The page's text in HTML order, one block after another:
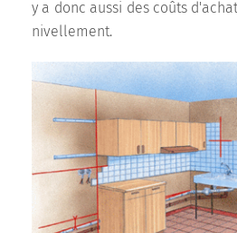
y a donc aussi des coûts
nivellement.